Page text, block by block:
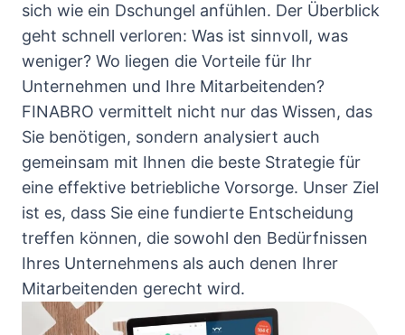
sich wie ein Dschungel anfühlen. Der Überblick
geht schnell verloren: Was ist sinnvoll, was
weniger? Wo liegen die Vorteile für Ihr
Unternehmen und Ihre Mitarbeitenden?
FINABRO vermittelt nicht nur das Wissen, das
Sie benötigen, sondern analysiert auch
gemeinsam mit Ihnen die beste Strategie für
eine effektive betriebliche Vorsorge. Unser Ziel
ist es, dass Sie eine fundierte Entscheidung
treffen können, die sowohl den Bedürfnissen
Ihres Unternehmens als auch denen Ihrer
Mitarbeitenden gerecht wird.